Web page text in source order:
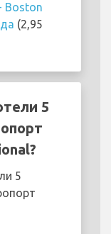
Boston
(2,95
5
5